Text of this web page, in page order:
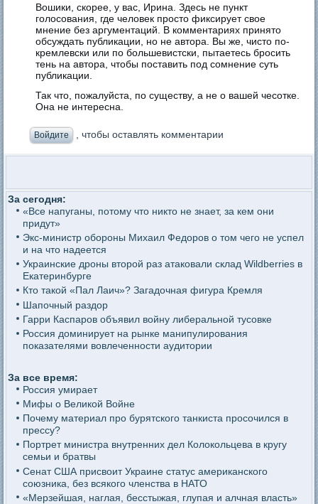
Вошики, скорее, у вас, Ирина. Здесь не пункт
голосования, где человек просто фиксирует свое
мнение без аргументаций. В комментариях принято
обсуждать публикации, но не автора. Вы же, чисто по-
кремлевски или по большевистски, пытаетесь бросить
тень на автора, чтобы поставить под сомнение суть
публикации.
Так что, пожалуйста, по существу, а не о вашей чесотке.
Она не интересна.
Войдите , чтобы оставлять комментарии
За сегодня:
«Все напуганы, потому что никто не знает, за кем они
придут»
Экс-министр обороны Михаил Федоров о том чего не успел
и на что надеется
Украинские дроны второй раз атаковали склад Wildberries в
Екатеринбурге
Кто такой «Пал Лаич»? Загадочная фигура Кремля
Шапочный раздор
Гарри Каспаров объявил войну либеральной тусовке
Россия доминирует на рынке манипулирования
показателями вовлеченности аудитории
За все время:
Россия умирает
Мифы о Великой Войне
Почему материал про бурятского танкиста просочился в
прессу?
Портрет министра внутренних дел Колокольцева в кругу
семьи и братвы
Сенат США присвоит Украине статус американского
союзника, без всякого членства в НАТО
«Мерзейшая, наглая, бесстыжая, глупая и алчная власть»